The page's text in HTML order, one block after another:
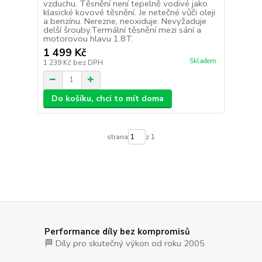
vzduchu. Těsnění není tepelně vodivé jako
klasické kovové těsnění. Je netečné vůči oleji
a benzínu. Nerezne, neoxiduje. Nevyžaduje
delší šrouby.Termální těsnění mezi sání a
motorovou hlavu 1.8T.
1 499 Kč
1 239 Kč bez DPH Skladem
Do košíku, chci to mít doma
strana z 1
Performance díly bez kompromisů
🏁 Díly pro skutečný výkon od roku 2005